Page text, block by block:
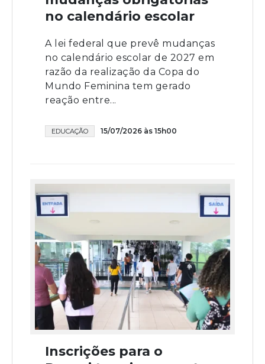
no calendário escolar
A lei federal que prevê mudanças
no calendário escolar de 2027 em
razão da realização da Copa do
Mundo Feminina tem gerado
reação entre...
EDUCAÇÃO 15/07/2026 às 15h00
Inscrições para o